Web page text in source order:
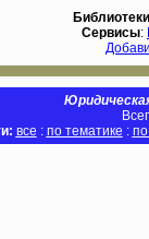
Библиотеки
Сервисы:
все : по тематике :